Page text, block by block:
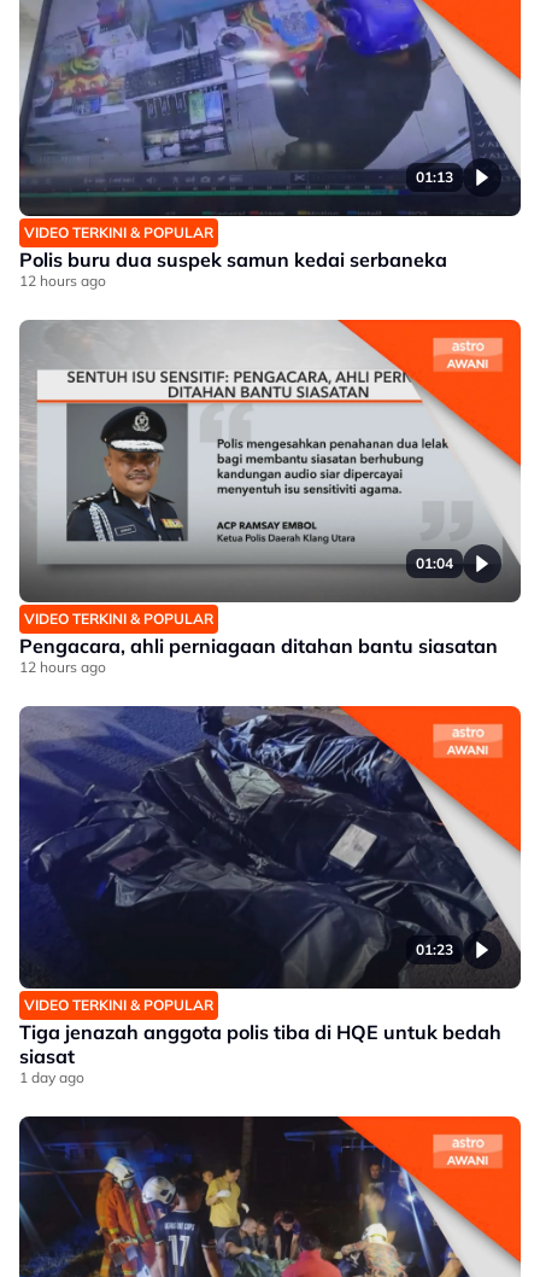
01:13
VIDEO TERKINI & POPULAR
Polis buru dua suspek samun kedai serbaneka
12 hours ago
01:04
VIDEO TERKINI & POPULAR
Pengacara, ahli perniagaan ditahan bantu siasatan
12 hours ago
01:23
VIDEO TERKINI & POPULAR
Tiga jenazah anggota polis tiba di HQE untuk bedah
siasat
1 day ago